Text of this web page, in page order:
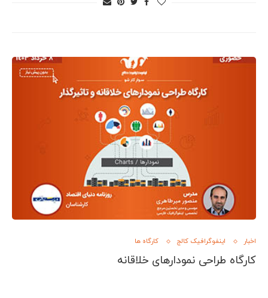
اخبار اینفوگرافیک کالج کارگاه ها
کارگاه طراحی نمودارهای خلاقانه